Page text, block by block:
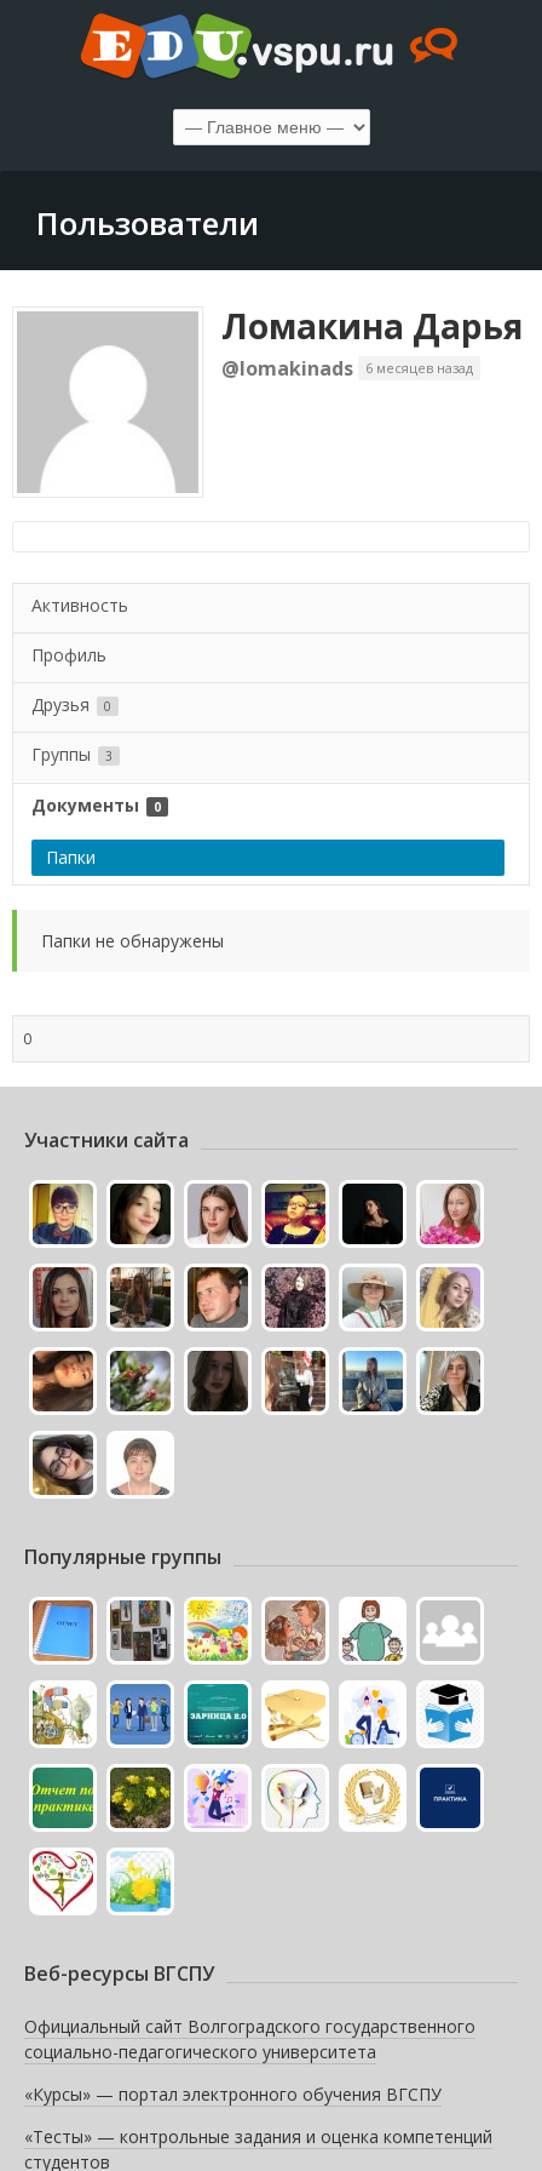
Пользователи
Ломакина Дарья
@lomakinads 6 месяцев назад
Активность
Профиль
Друзья 0
Группы 3
Документы 0
Папки
Папки не обнаружены
0
Участники сайта
Популярные группы
Веб-ресурсы ВГСПУ
Официальный сайт Волгоградского государственного
социально-педагогического университета
«Курсы» — портал электронного обучения ВГСПУ
«Тесты» — контрольные задания и оценка компетенций
студентов